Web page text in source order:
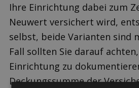
Ihre Einrichtung dabei zum
Neuwert versichert wird,
selbst, beide Varianten sind
Fall sollten Sie darauf
Einrichtung zu
Deckungssumme der